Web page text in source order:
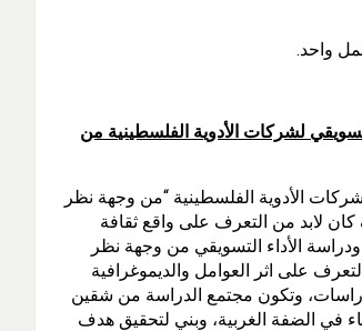
واحد.
بالأداء التسويقي لشركات الأدوية الفلسطينية من
الأدوية الفلسطينية “من وجهة نظر
كان لابد من التعرف على واقع ثقافة
الأداء التسويقي من وجهة نظر
على اثر العوامل والديموغرافية
وتكون مجتمع الدراسة من شقين
في الضفة الغربية، وبني لتحقيق هدف